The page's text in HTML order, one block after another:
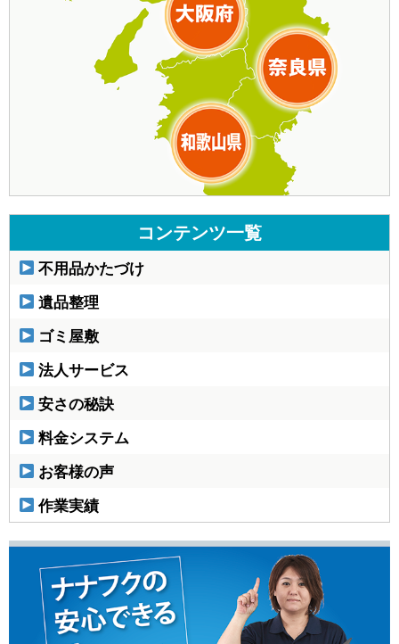
コンテンツ一覧
不用品かたづけ
遺品整理
ゴミ屋敷
法人サービス
安さの秘訣
料金システム
お客様の声
作業実績